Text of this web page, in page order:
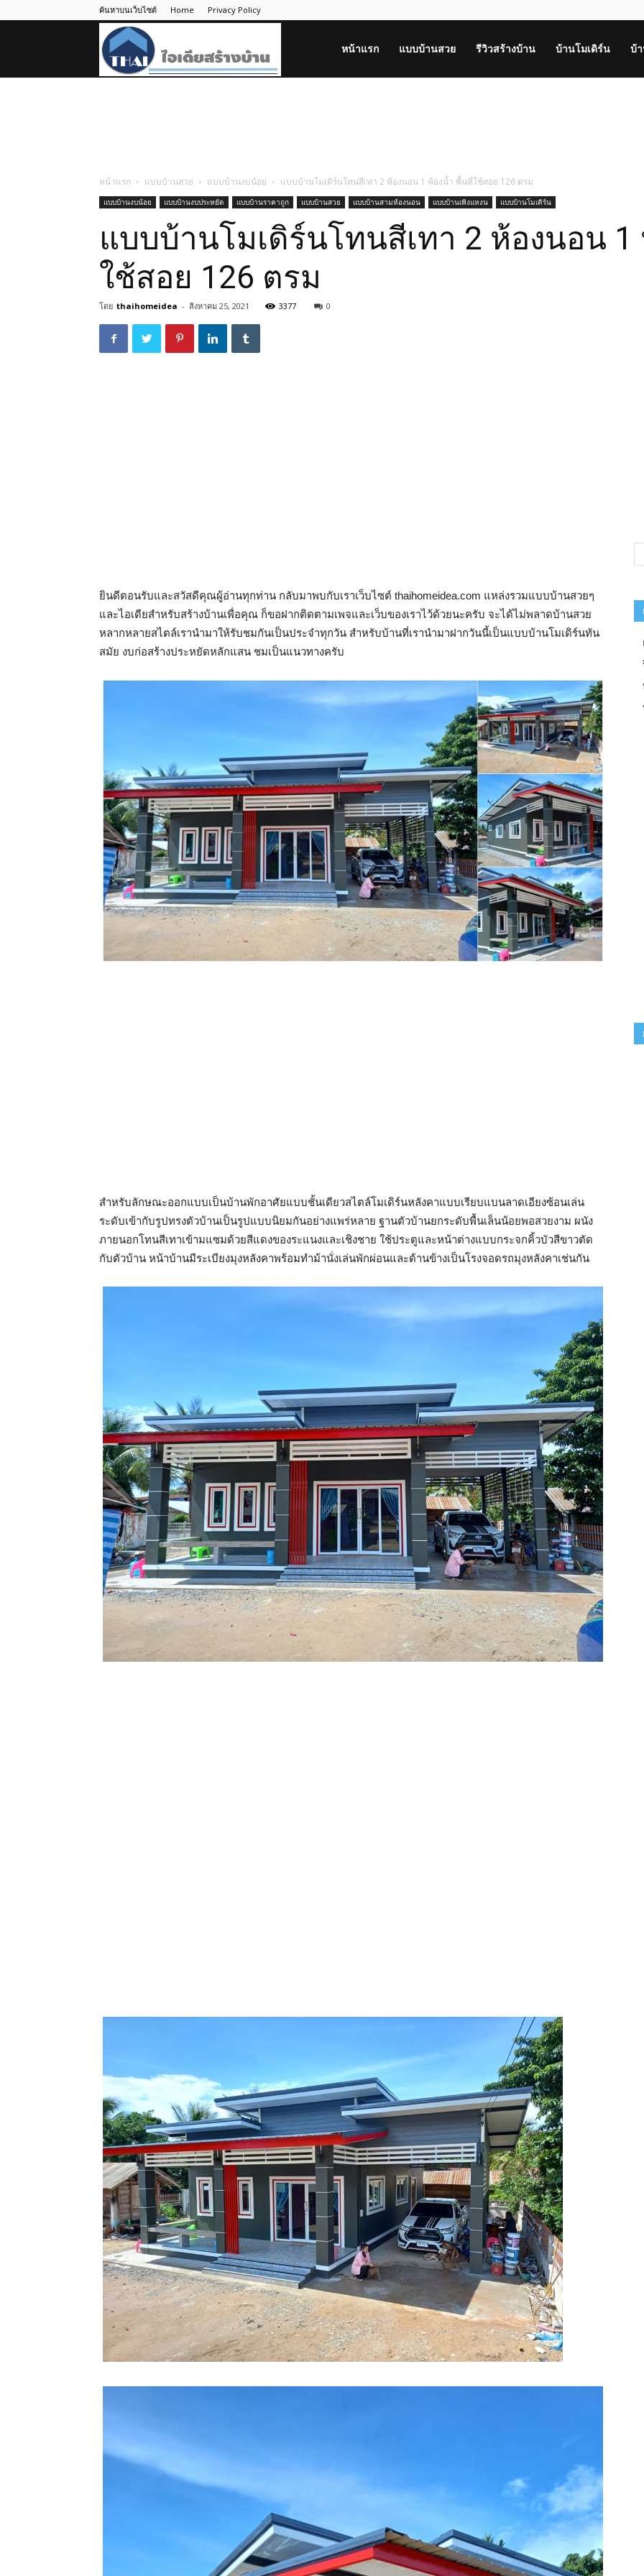
ค้นหาบนเว็บไซต์ Home Privacy Policy
บ้าน
หน้าแรก แบบบ้านสวย รีวิวสร้างบ้าน บ้านโมเดิร์น บ้
หน้าแรก แบบบ้านสวย แบบบ้านงบน้อย แบบบ้านโมเดิร์นโทนสีเทา 2 ห้องนอน 1 ห้องน้ำ พื้นที่ใช้สอย 126 ตรม
แบบบ้านงบน้อย แบบบ้านงบประหยัด แบบบ้านราคาถูก แบบบ้านสวย แบบบ้านสามห้องนอน แบบบ้านเพิงแหงน แบบบ้านโมเดิร์น
แบบบ้านโมเดิร์นโทนสีเทา 2 ห้องนอน
ใช้สอย 126 ตรม
โดย thaihomeidea - สิงหาคม 25, 2021 3377 0
ยินดีตอนรับและสวัสดีคุณผู้อ่านทุกท่าน กลับมาพบกับเราเว็บไซต์ thaihomeidea.com แหล่งรวมแบบบ้านสวยๆ
และไอเดียสำหรับสร้างบ้านเพื่อคุณ ก็ขอฝากติดตามเพจและเว็บของเราไว้ด้วยนะครับ จะได้ไม่พลาดบ้านสวย
หลากหลายสไตล์เรานำมาให้รับชมกันเป็นประจำทุกวัน สำหรับบ้านที่เรานำมาฝากวันนี้เป็นแบบบ้านโมเดิร์นทัน
สมัย งบก่อสร้างประหยัดหลักแสน ชมเป็นแนวทางครับ
สำหรับลักษณะออกแบบเป็นบ้านพักอาศัยแบบชั้นเดียวสไตล์โมเดิร์นหลังคาแบบเรียบแบนลาดเอียงซ้อนเล่น
ระดับเข้ากับรูปทรงตัวบ้านเป็นรูปแบบนิยมกันอย่างแพร่หลาย ฐานตัวบ้านยกระดับพื้นเล็นน้อยพอสวยงาม ผนัง
ภายนอกโทนสีเทาเข้ามแซมด้วยสีแดงของระแนงและเชิงชาย ใช้ประตูและหน้าต่างแบบกระจกคิ้วบัวสีขาวตัด
กับตัวบ้าน หน้าบ้านมีระเบียงมุงหลังคาพร้อมทำม้านั่งเล่นพักผ่อนและด้านข้างเป็นโรงจอดรถมุงหลังคาเช่นกัน